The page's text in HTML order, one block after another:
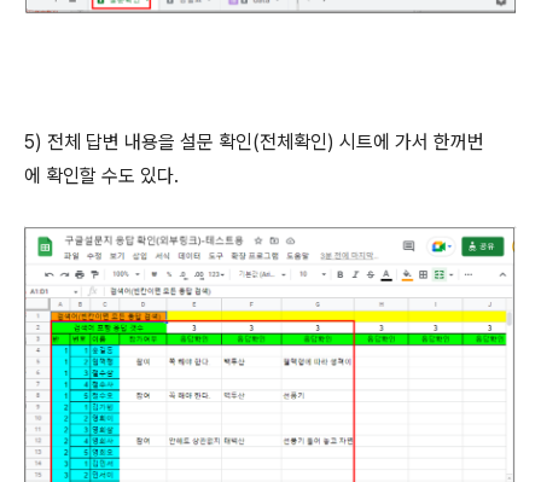
5) 전체 답변 내용을 설문 확인(전체확인) 시트에 가서 한꺼번
에 확인할 수도 있다.